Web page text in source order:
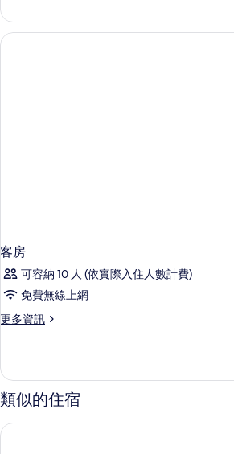
有
相
1
間
臥
客房
可容納 10 人 (依實際入住人數計費)
免費無線上網
更多資訊
更
的
詳
情
類似的住宿
義大利唐費蘭特飯店